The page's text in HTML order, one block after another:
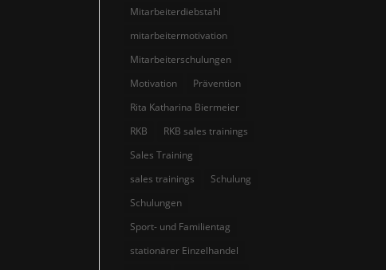
Mitarbeiterdiebstahl
mitarbeitermotivation
Mitarbeiterschulungen
Motivation
Prävention
Rita Katharina Biermeier
RKB
RKB sales trainings
Sales Training
sales trainings
Schulung
Schulungen
Sport- und Familientag
stationärer Einzelhandel